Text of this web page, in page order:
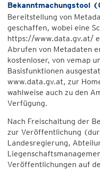
Bekanntmachungstool
Bereitstellung von
geschaffen, wobei eine
https://www.data.gv.at/
Abrufen von Metadaten
kostenloser, von vemap
Basisfunktionen
www.data.gv.at, zur
wahlweise auch zu den
Verfügung.
Nach Freischaltung der
zur Veröffentlichung
Landesregierung,
Veröffentlichungen auf